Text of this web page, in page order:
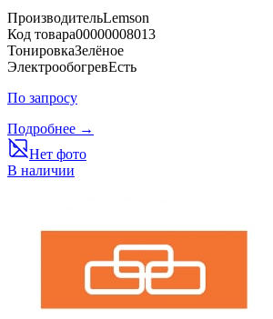
ПроизводительLemson
Код товара00000008013
ТонировкаЗелёное
ЭлектрообогревЕсть
По запросу
Подробнее →
Нет фото
В наличии